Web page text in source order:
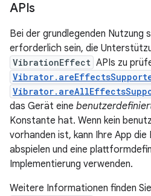
APIs
Bei der grundlegenden Nutzung
erforderlich sein, die
VibrationEffect APIs zu
das Gerät eine
Konstante hat. Wenn kein
vorhanden ist, kann Ihre App
abspielen und eine
Implementierung verwenden.
Weitere Informationen finden